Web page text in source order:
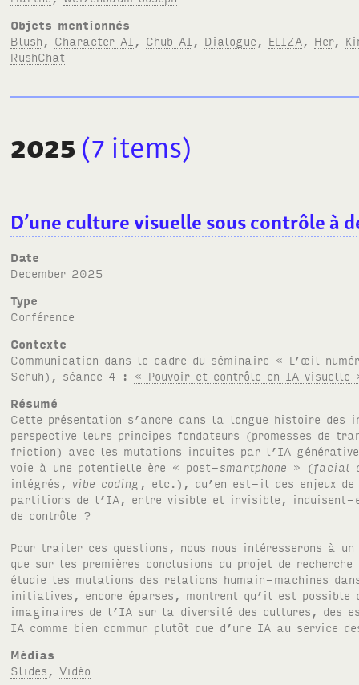
Objets mentionnés
Blush
Character AI Chub AI Dialogue ELIZA Her,
RushChat
2025 (7 items)
D’une culture visuelle sous contrôle à
Date
December 2025
Type
Conférence
Contexte
Communication dans le cadre du séminaire « L’œil
Schuh), séance 4 : « Pouvoir et contrôle en IA visuelle
Résumé
Cette présentation s’ancre dans la longue histoire des
perspective leurs principes fondateurs (promesses de
friction) avec les mutations induites par l’IA
voie à une potentielle ère « post-smartphone » (facial
intégrés, vibe coding , etc.), qu’en est-il des enjeux de
partitions de l’IA, entre visible et invisible, induisent-
de contrôle ?
Pour traiter ces questions, nous nous intéresserons à
que sur les premières conclusions du projet de
étudie les mutations des relations humain-machines
initiatives, encore éparses, montrent qu’il est
imaginaires de l’IA sur la diversité des cultures, des
IA comme bien commun plutôt que d’une IA au service
Médias
Slides ,Vidéo